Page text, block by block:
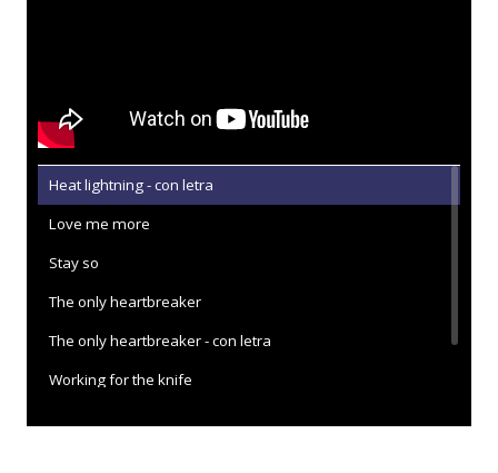
Heat lightning - con letra
Love me more
Stay so
The only heartbreaker
The only heartbreaker - con letra
Working for the knife